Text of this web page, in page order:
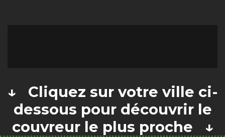
↓ Cliquez sur votre ville ci-
dessous pour découvrir le
couvreur le plus proche ↓